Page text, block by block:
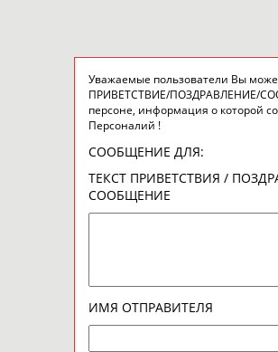
Уважаемые пользователи Вы
ПРИВЕТСТВИЕ/ПОЗДРАВЛЕНИЕ/
персоне, информация о которой
Персоналий !
СООБЩЕНИЕ ДЛЯ:
ТЕКСТ ПРИВЕТСТВИЯ /
СООБЩЕНИЕ
ИМЯ ОТПРАВИТЕЛЯ